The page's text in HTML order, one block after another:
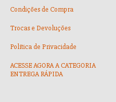
Condições de Compra
Trocas e Devoluções
Política de Privacidade
ACESSE AGORA A CATEGORIA
ENTREGA RÁPIDA